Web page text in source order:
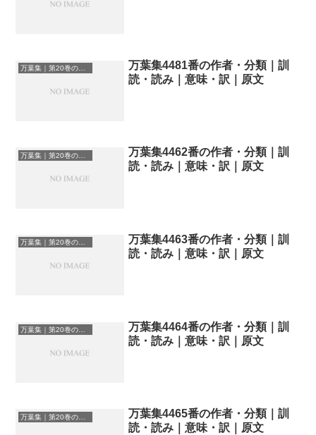
万葉集｜第20巻の和歌一覧
万葉集4481番の作者・分類｜訓
読・読み｜意味・訳｜原文
万葉集｜第20巻の和歌一覧
万葉集4462番の作者・分類｜訓
読・読み｜意味・訳｜原文
万葉集｜第20巻の和歌一覧
万葉集4463番の作者・分類｜訓
読・読み｜意味・訳｜原文
万葉集｜第20巻の和歌一覧
万葉集4464番の作者・分類｜訓
読・読み｜意味・訳｜原文
万葉集｜第20巻の和歌一覧
万葉集4465番の作者・分類｜訓
読・読み｜意味・訳｜原文